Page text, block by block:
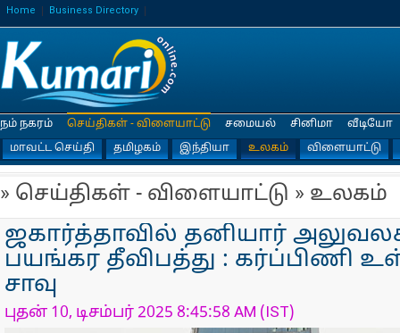
Home Business Directory
நம் நகரம்
செய்திகள் - விளையாட்டு
மாவட்ட செய்தி
தமிழகம் இந்தியா உலகம் விளையாட்டு
சமையல் சினிமா வீடியோ
» செய்திகள் - விளையாட்டு » உலகம்
ஜகார்த்தாவில் தனியார்
பயங்கர தீவிபத்து : கர்ப்பிணி
சாவு
புதன் 10, டிசம்பர் 2025 8:45:58 AM (IST)